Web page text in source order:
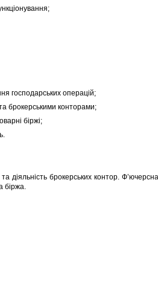
господарських операцій;
брокерськими конторами;
біржі;
діяльність брокерських контор.
біржа.